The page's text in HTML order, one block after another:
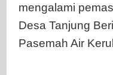
mengalami
Desa Tanjung
Pasemah Air